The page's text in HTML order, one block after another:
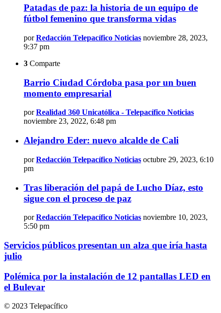
Patadas de paz: la historia de un equipo de
fútbol femenino que transforma vidas
por Redacción Telepacífico Noticias noviembre 28, 2023,
9:37 pm
3 Comparte
Barrio Ciudad Córdoba pasa por un buen
momento empresarial
por Realidad 360 Unicatólica - Telepacífico Noticias
noviembre 23, 2022, 6:48 pm
Alejandro Eder: nuevo alcalde de Cali
por Redacción Telepacífico Noticias octubre 29, 2023, 6:10
pm
Tras liberación del papá de Lucho Díaz, esto
sigue con el proceso de paz
por Redacción Telepacífico Noticias noviembre 10, 2023,
5:50 pm
Servicios públicos presentan un alza que iría hasta
julio
Polémica por la instalación de 12 pantallas LED en
el Bulevar
© 2023 Telepacífico